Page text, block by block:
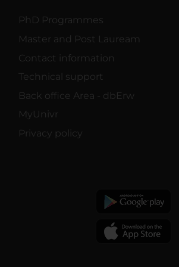
PhD Programmes
Master and Post Lauream
Contact information
Technical support
Back office Area - dbErw
MyUnivr
Privacy policy